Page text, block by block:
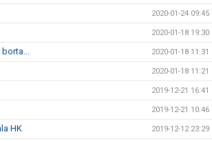
2020-01-24 09:45
2020-01-18 19:30
2020-01-18 11:31
2020-01-18 11:21
2019-12-21 16:41
2019-12-21 10:46
HK 2019-12-12 23:29